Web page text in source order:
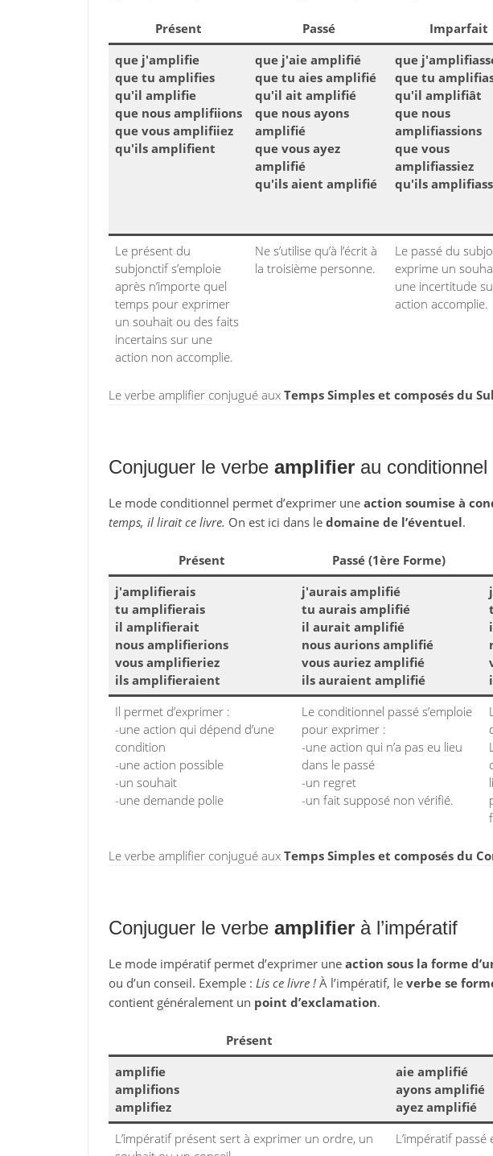
Présent Passé Imparfait
que j'amplifie
que tu amplifies
qu'il amplifie
que nous amplifiions
que vous amplifiiez
qu'ils amplifient
que j'aie amplifié
que tu aies amplifié
qu'il ait amplifié
que nous ayons
amplifié
que vous ayez
amplifié
qu'ils aient amplifié
que
que tu
qu'il amplifiât
que nous
amplifiassions
que vous
amplifiassiez
qu'ils
Le présent du
subjonctif s’emploie
après n’importe quel
temps pour exprimer
un souhait ou des faits
incertains sur une
action non accomplie.
Ne s’utilise qu’à l’écrit à
la troisième personne.
Le passé du
exprime un
une incertitude
action accomplie.
Le verbe amplifier conjugué aux Temps Simples et composés du
Conjuguer le verbe amplifierau conditionnel
Le mode conditionnel permet d’exprimer une action soumise à
temps, il lirait ce livre. On est ici dans le domaine de l’éventuel.
Présent Passé (1ère Forme)
j'amplifierais
tu amplifierais
il amplifierait
nous amplifierions
vous amplifieriez
ils amplifieraient
j'aurais amplifié
tu aurais amplifié
il aurait amplifié
nous aurions amplifié
vous auriez amplifié
ils auraient amplifié
Il permet d’exprimer :
-une action qui dépend d’une
condition
-une action possible
-un souhait
-une demande polie
Le conditionnel passé s’emploie
pour exprimer :
-une action qui n’a pas eu lieu
dans le passé
-un regret
-un fait supposé non vérifié.
Le verbe amplifier conjugué aux Temps Simples et composés du
Conjuguer le verbe amplifierà l’impératif
Le mode impératif permet d’exprimer une action sous la forme
ou d’un conseil. Exemple : Lis ce livre !À l’impératif, le verbe se
contient généralement un point d’exclamation.
Présent
amplifie
amplifions
amplifiez
aie amplifié
ayons amplifié
ayez amplifié
L’impératif présent sert à exprimer un ordre, un
L’impératif